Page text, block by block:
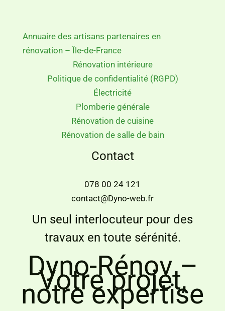
Annuaire des artisans partenaires en
rénovation – Île-de-France
Rénovation intérieure
Politique de confidentialité (RGPD)
Électricité
Plomberie générale
Rénovation de cuisine
Rénovation de salle de bain
Contact
078 00 24 121
contact@Dyno-web.fr
Un seul interlocuteur pour des
travaux en toute sérénité.
Dyno-Rénov –
Votre projet,
notre expertise